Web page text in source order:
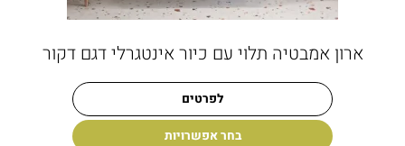
ארון אמבטיה תלוי עם כיור אינטגרלי דגם דקור
לפרטים
בחר אפשרויות